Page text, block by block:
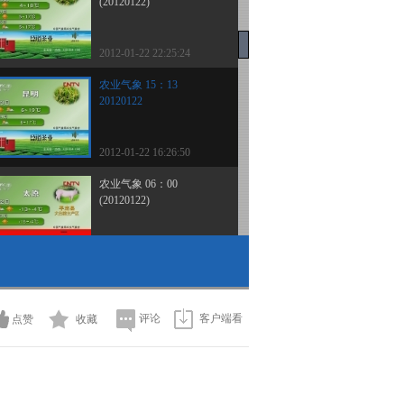
2012-01-22 22:25:24
农业气象 15：13
20120122
2012-01-22 16:26:50
农业气象 06：00
(20120122)
2012-01-21 22:09:13
点赞 收藏 评论 客户端看